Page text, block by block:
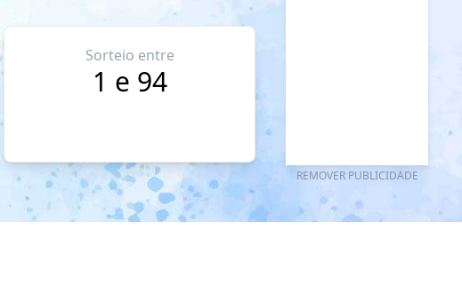
Sorteio entre
1 e 94
REMOVER PUBLICIDADE